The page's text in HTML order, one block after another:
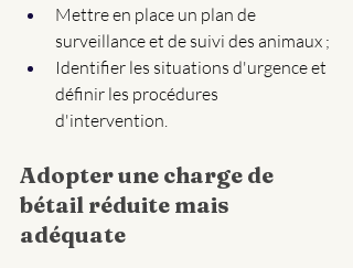
Mettre en place un plan de
surveillance et de suivi des animaux ;
Identifier les situations d'urgence et
définir les procédures
d'intervention.
Adopter une charge de
bétail réduite mais
adéquate